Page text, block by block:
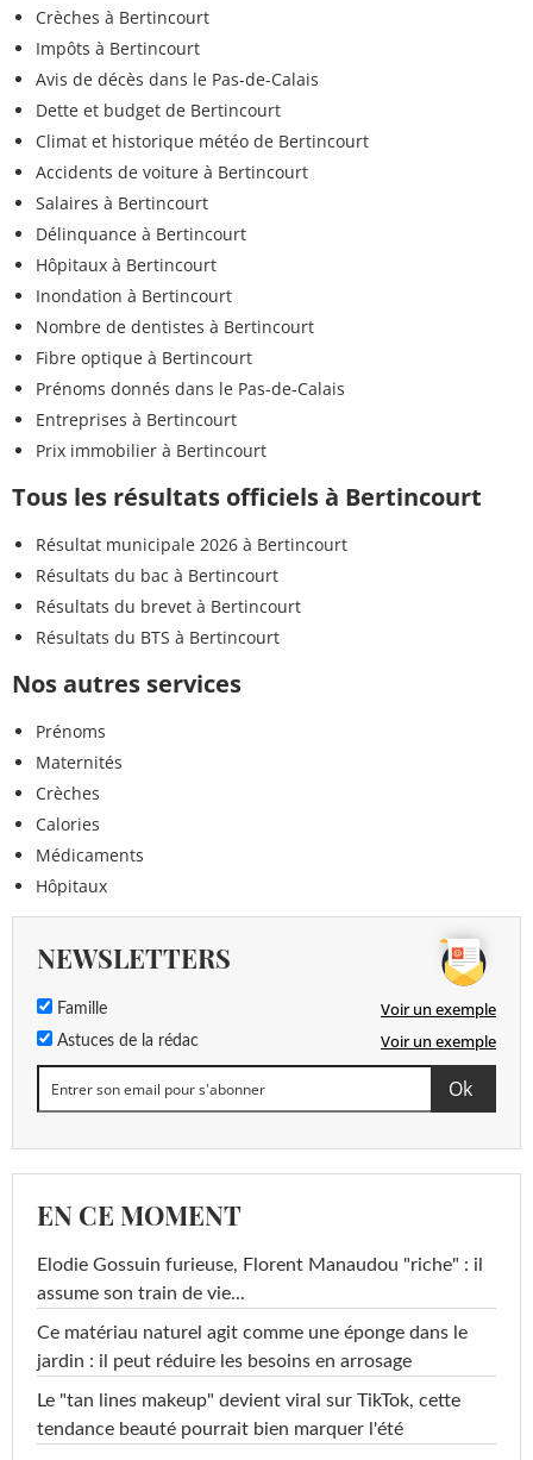
Crèches à Bertincourt
Impôts à Bertincourt
Avis de décès dans le Pas-de-Calais
Dette et budget de Bertincourt
Climat et historique météo de Bertincourt
Accidents de voiture à Bertincourt
Salaires à Bertincourt
Délinquance à Bertincourt
Hôpitaux à Bertincourt
Inondation à Bertincourt
Nombre de dentistes à Bertincourt
Fibre optique à Bertincourt
Prénoms donnés dans le Pas-de-Calais
Entreprises à Bertincourt
Prix immobilier à Bertincourt
Tous les résultats officiels à Bertincourt
Résultat municipale 2026 à Bertincourt
Résultats du bac à Bertincourt
Résultats du brevet à Bertincourt
Résultats du BTS à Bertincourt
Nos autres services
Prénoms
Maternités
Crèches
Calories
Médicaments
Hôpitaux
NEWSLETTERS
Famille Voir un exemple
Astuces de la rédac Voir un exemple
EN CE MOMENT
Elodie Gossuin furieuse, Florent Manaudou "riche" : il
assume son train de vie...
Ce matériau naturel agit comme une éponge dans le
jardin : il peut réduire les besoins en arrosage
Le "tan lines makeup" devient viral sur TikTok, cette
tendance beauté pourrait bien marquer l'été